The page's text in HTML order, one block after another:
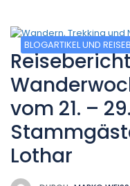
BLOGARTIKEL UND
vom 21. –
Lothar